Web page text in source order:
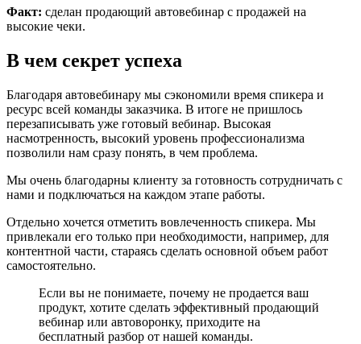
Факт: сделан продающий автовебинар с продажей на
высокие чеки.
В чем секрет успеха
Благодаря автовебинару мы сэкономили время спикера и
ресурс всей команды заказчика. В итоге не пришлось
перезаписывать уже готовый вебинар. Высокая
насмотренность, высокий уровень профессионализма
позволили нам сразу понять, в чем проблема.
Мы очень благодарны клиенту за готовность сотрудничать с
нами и подключаться на каждом этапе работы.
Отдельно хочется отметить вовлеченность спикера. Мы
привлекали его только при необходимости, например, для
контентной части, стараясь сделать основной объем работ
самостоятельно.
Если вы не понимаете, почему не продается ваш
продукт, хотите сделать эффективный продающий
вебинар или автоворонку, приходите на
бесплатный разбор от нашей команды.